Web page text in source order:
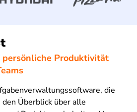
Produktivität
die
Überblick über alle